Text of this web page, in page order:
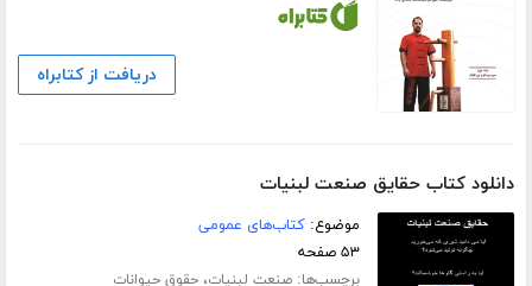
دریافت از کتابراه
دانلود کتاب حقایق صنعت لبنیات
موضوع:کتاب‌های عمومی
۵۳ صفحه
برچسب‌ها:صنعت لبنیات،حقوق حیوانات